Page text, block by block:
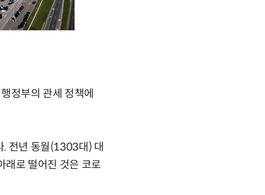
정부의 관세 정책에
. 전년 동월(1303대) 대
로 떨어진 것은 코로